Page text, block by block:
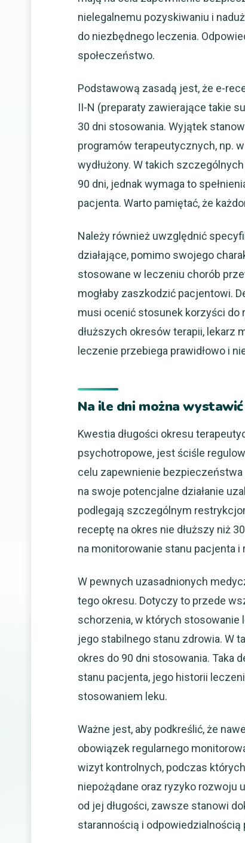
nielegalnemu pozyskiwaniu i
do niezbędnego leczenia.
społeczeństwo.
Podstawową zasadą jest, że e-
II-N (preparaty zawierające takie
30 dni stosowania. Wyjątek
programów terapeutycznych, np.
wydłużony. W takich
90 dni, jednak wymaga to
pacjenta. Warto pamiętać, że
Należy również uwzględnić
działające, pomimo swojego
stosowane w leczeniu chorób
mogłaby zaszkodzić pacjentowi.
musi ocenić stosunek korzyści do
dłuższych okresów terapii, lekarz
leczenie przebiega prawidłowo i
Na ile dni można
Kwestia długości okresu
psychotropowe, jest ściśle
celu zapewnienie
na swoje potencjalne działanie
podlegają szczególnym
receptę na okres nie dłuższy niż
na monitorowanie stanu pacjenta i
W pewnych uzasadnionych
tego okresu. Dotyczy to przede
schorzenia, w których
jego stabilnego stanu zdrowia. W
okres do 90 dni stosowania. Taka
stanu pacjenta, jego historii
stosowaniem leku.
Ważne jest, aby podkreślić, że
obowiązek regularnego
wizyt kontrolnych, podczas
niepożądane oraz ryzyko rozwoju
od jej długości, zawsze stanowi
starannością i odpowiedzialnością